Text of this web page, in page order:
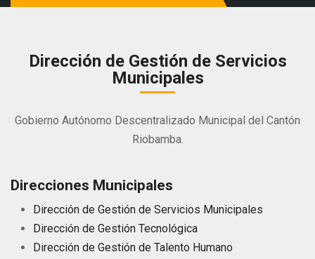
Dirección de Gestión de Servicios
Municipales
Gobierno Autónomo Descentralizado Municipal del Cantón
Riobamba.
Direcciones Municipales
Dirección de Gestión de Servicios Municipales
Dirección de Gestión Tecnológica
Dirección de Gestión de Talento Humano